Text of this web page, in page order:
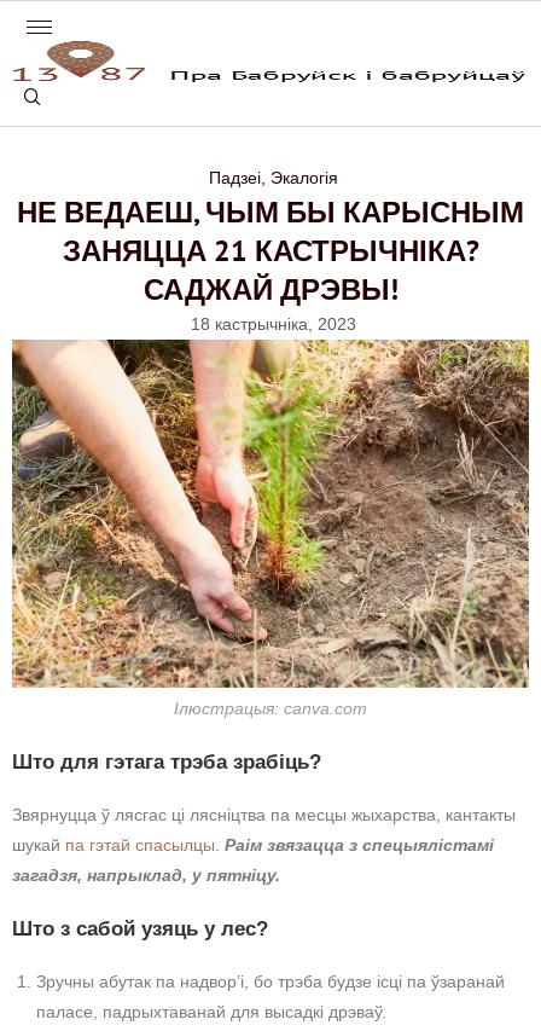
Падзеі Экалогія
НЕ ВЕДАЕШ, ЧЫМ БЫ КАРЫСНЫМ
ЗАНЯЦЦА 21 КАСТРЫЧНІКА?
САДЖАЙ ДРЭВЫ!
18 кастрычніка, 2023
Ілюстрацыя: canva.com
Што для гэтага трэба зрабіць?
Звярнуцца ў лясгас ці лясніцтва па месцы жыхарства, кантакты
шукай па гэтай спасылцы Раім звязацца з спецыялістамі
загадзя, напрыклад, у пятніцу.
Што з сабой узяць у лес?
Зручны абутак па надвор’і, бо трэба будзе ісці па ўзаранай
паласе, падрыхтаванай для высадкі дрэваў.